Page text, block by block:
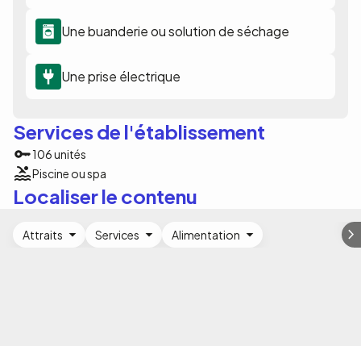
Une buanderie ou solution de séchage
Une prise électrique
Services de l'établissement
106 unités
Piscine ou spa
Localiser le contenu
Attraits Services Alimentation